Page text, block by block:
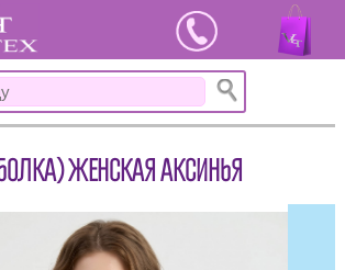
ЖЕНСКАЯ АКСИНЬЯ